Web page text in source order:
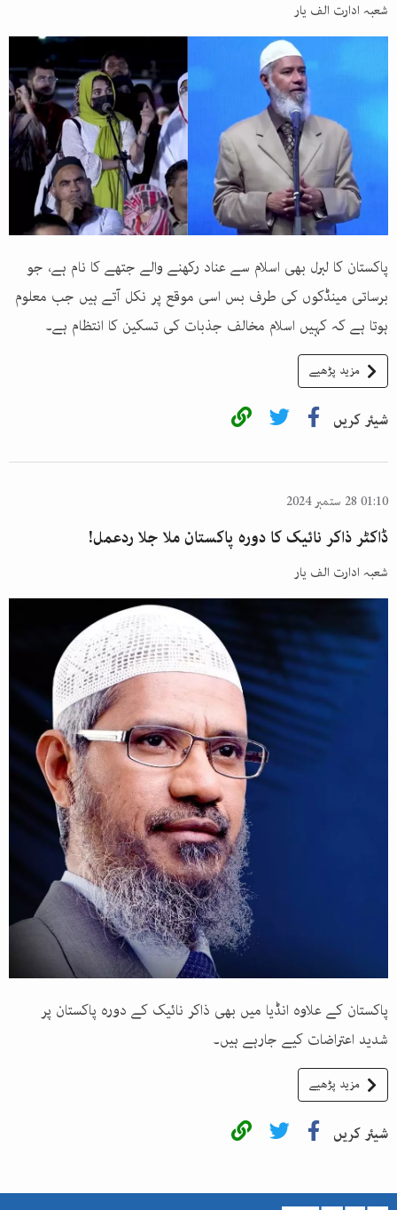
شعبہ ادارت الف یار
پاکستان کا لبرل بھی اسلام سے عناد رکھنے والے جتھے کا نام ہے، جو
برساتی مینڈکوں کی طرف بس اسی موقع پر نکل آتے ہیں جب معلوم
ہوتا ہے کہ کہیں اسلام مخالف جذبات کی تسکین کا انتظام ہے۔
مزید پڑھیے
شیئر کریں
01:10 28 ستمبر 2024
ڈاکٹر ذاکر نائیک کا دورہ پاکستان ملا جلا ردعمل!
شعبہ ادارت الف یار
پاکستان کے علاوہ انڈیا میں بھی ذاکر نائیک کے دورہ پاکستان پر
شدید اعتراضات کیے جارہے ہیں۔
مزید پڑھیے
شیئر کریں